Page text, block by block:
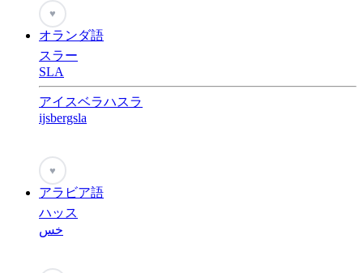
♥
オランダ語
スラー
SLA
アイスベラハスラ
ijsbergsla
♥
アラビア語
ハッス
خس